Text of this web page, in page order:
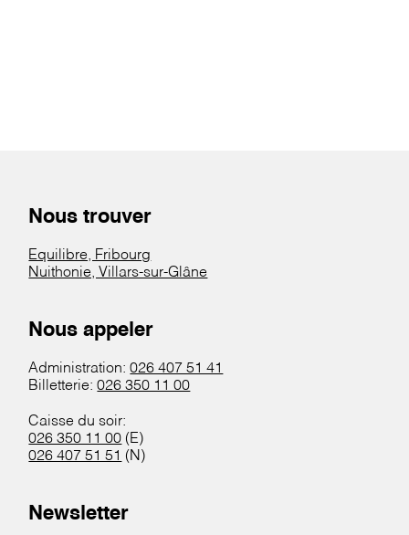
Nous trouver
Equilibre, Fribourg
Nuithonie, Villars-sur-Glâne
Nous appeler
Administration:026 407 51 41
Billetterie:026 350 11 00
Caisse du soir:
026 350 11 00 (E)
026 407 51 51 (N)
Newsletter